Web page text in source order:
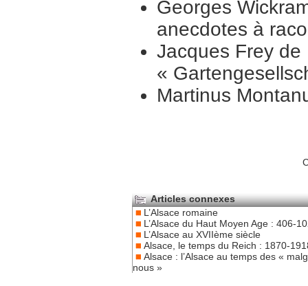
Georges
anecdotes à
Jacques Frey
«
Martinus
Articles connexes
L’Alsace romaine
L’Alsace du Haut Moyen Age : 406-
L’Alsace au XVIIème siècle
Alsace, le temps du Reich : 1870-
Alsace : l’Alsace au temps des «
nous »